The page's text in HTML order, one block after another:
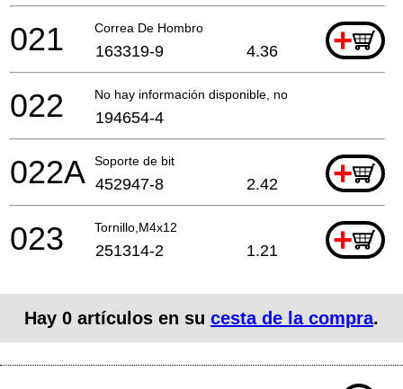
Correa De Hombro +
021 163319-9 4.36
No hay información disponible, no se puede pedir
022 194654-4
Soporte de bit +
022A 452947-8 2.42
Tornillo,M4x12 +
023 251314-2 1.21
Hay 0 artículos en su cesta de la compra.